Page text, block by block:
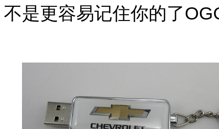
不是更容易记住你的了